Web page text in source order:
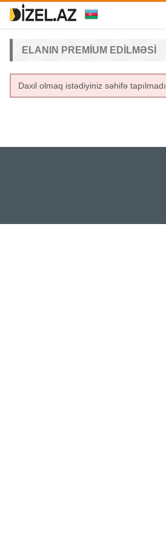
ELANIN PREMIUM EDILMƏSI
Daxil olmaq istədiyiniz səhifə tapılmadı.